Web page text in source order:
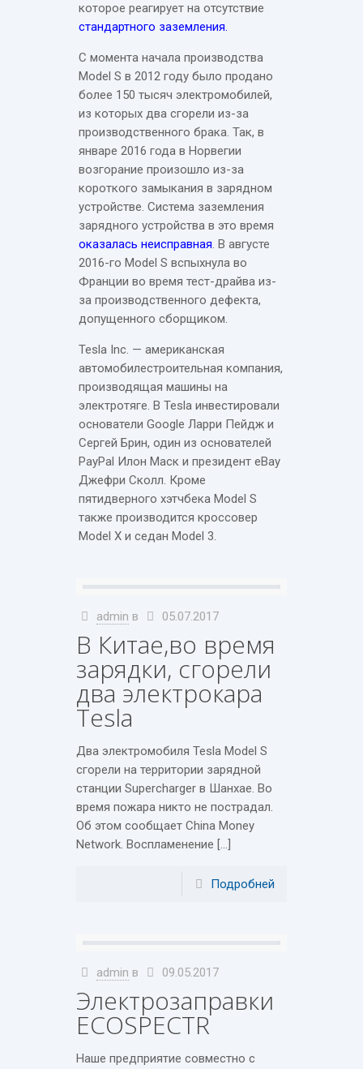
которое реагирует на отсутствие
стандартного заземления.
С момента начала производства
Model S в 2012 году было продано
более 150 тысяч электромобилей,
из которых два сгорели из-за
производственного брака. Так, в
январе 2016 года в Норвегии
возгорание произошло из-за
короткого замыкания в зарядном
устройстве. Система заземления
зарядного устройства в это время
оказалась неисправная. В августе
2016-го Model S вспыхнула во
Франции во время тест-драйва из-
за производственного дефекта,
допущенного сборщиком.
Tesla Inc. — американская
автомобилестроительная компания,
производящая машины на
электротяге. В Tesla инвестировали
основатели Google Ларри Пейдж и
Сергей Брин, один из основателей
PayPal Илон Маск и президент eBay
Джефри Сколл. Кроме
пятидверного хэтчбека Model S
также производится кроссовер
Model X и седан Model 3.
admin в 05.07.2017
В Китае,во время
зарядки, сгорели
два электрокара
Tesla
Два электромобиля Tesla Model S
сгорели на территории зарядной
станции Supercharger в Шанхае. Во
время пожара никто не пострадал.
Об этом сообщает Сhina Money
Network. Воспламенение […]
Подробней
admin в 09.05.2017
Электрозаправки
ECOSPECTR
Наше предприятие совместно с